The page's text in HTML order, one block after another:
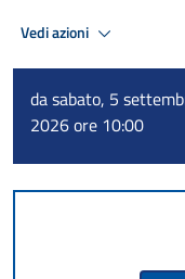
Vedi azioni
da sabato, 5
2026 ore 10:00